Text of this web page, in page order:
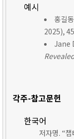
예시
홍길
2025),
Jane
각주-참고문헌
한국어
저자명. “챕